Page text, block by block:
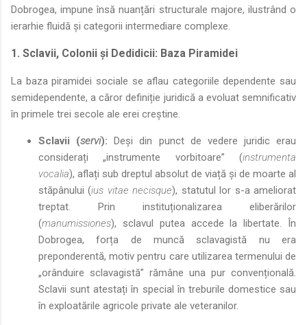
Dobrogea, impune însă nuanțări structurale majore, ilustrând o
ierarhie fluidă și categorii intermediare complexe.
1. Sclavii, Colonii și Dedidicii: Baza Piramidei
La baza piramidei sociale se aflau categoriile dependente sau
semidependente, a căror definiție juridică a evoluat semnificativ
în primele trei secole ale erei creștine.
Sclavii (servi): Deși din punct de vedere juridic erau
considerați „instrumente vorbitoare” (instrumenta
vocalia), aflați sub dreptul absolut de viață și de moarte al
stăpânului (ius vitae necisque), statutul lor s-a ameliorat
treptat. Prin instituționalizarea eliberărilor
(manumissiones), sclavul putea accede la libertate. În
Dobrogea, forța de muncă sclavagistă nu era
preponderentă, motiv pentru care utilizarea termenului de
„orânduire sclavagistă” rămâne una pur convențională.
Sclavii sunt atestați în special în treburile domestice sau
în exploatările agricole private ale veteranilor.